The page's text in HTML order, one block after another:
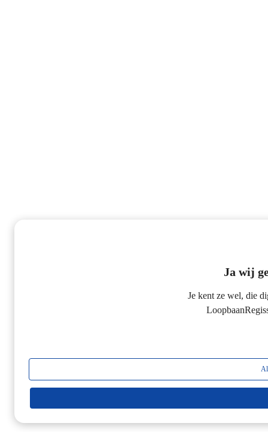
Ja wij
Je kent ze wel, die